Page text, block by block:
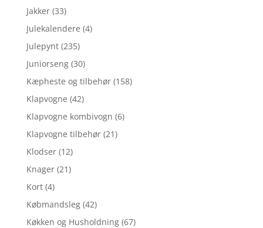
Jakker (33)
Julekalendere (4)
Julepynt (235)
Juniorseng (30)
Kæpheste og tilbehør (158)
Klapvogne (42)
Klapvogne kombivogn (6)
Klapvogne tilbehør (21)
Klodser (12)
Knager (21)
Kort (4)
Købmandsleg (42)
Køkken og Husholdning (67)